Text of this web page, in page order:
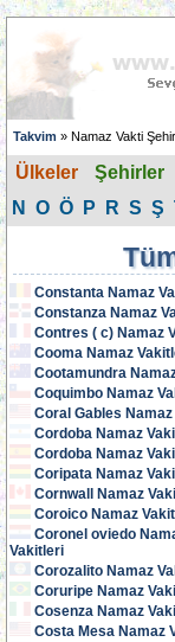
Takvim » Namaz Vakti
Ülkeler Şehirler
N
O Ö P R S Ş
Constanta Namaz
Constanza Namaz
Contres ( c) Namaz
Cooma Namaz
Cootamundra
Coquimbo Namaz
Coral Gables
Cordoba Namaz
Cordoba Namaz
Coripata Namaz
Cornwall Namaz
Coroico Namaz
Coronel oviedo
Vakitleri
Corozalito Namaz
Coruripe Namaz
Cosenza Namaz
Costa Mesa Namaz